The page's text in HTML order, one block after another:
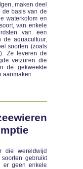
maken deel
de basis van de
waterkolom en
van enkele
van een
de aquacultuur,
soorten (zoals
Ze leveren de
vetzuren die
de gekweekte
aanmaken.
die wereldwijd
gebruikt
er geen enkele